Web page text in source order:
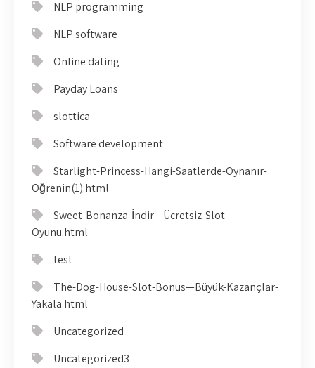
NLP programming
NLP software
Online dating
Payday Loans
slottica
Software development
Starlight-Princess-Hangi-Saatlerde-Oynanır-
Öğrenin(1).html
Sweet-Bonanza-İndir—Ücretsiz-Slot-
Oyunu.html
test
The-Dog-House-Slot-Bonus—Büyük-Kazançlar-
Yakala.html
Uncategorized
Uncategorized3